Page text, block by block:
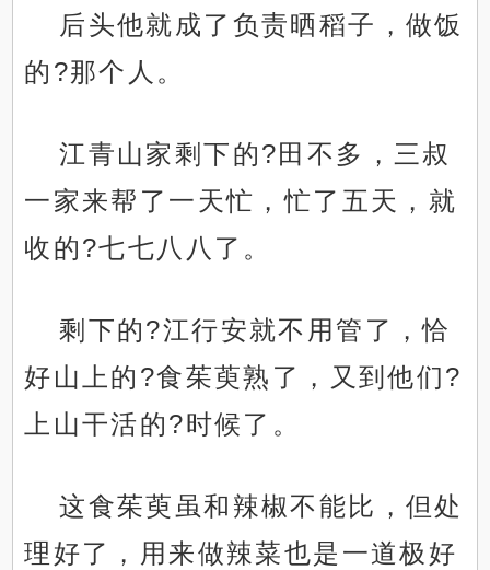
后头他就成了负责晒稻子，做饭
的?那个人。
江青山家剩下的?田不多，三叔
一家来帮了一天忙，忙了五天，就
收的?七七八八了。
剩下的?江行安就不用管了，恰
好山上的?食茱萸熟了，又到他们?
上山干活的?时候了。
这食茱萸虽和辣椒不能比，但处
理好了，用来做辣菜也是一道极好